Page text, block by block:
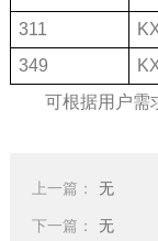
311
349
可根据用户需
上一篇： 无
下一篇： 无